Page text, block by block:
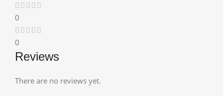
0
0
Reviews
There are no reviews yet.